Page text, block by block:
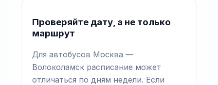
Проверяйте дату, а не только
маршрут
Для автобусов Москва —
Волоколамск расписание может
отличаться по дням недели. Если